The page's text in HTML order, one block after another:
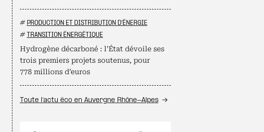
# PRODUCTION ET DISTRIBUTION D'ÉNERGIE
# TRANSITION ÉNERGÉTIQUE
Hydrogène décarboné : l’État dévoile ses
trois premiers projets soutenus, pour
778 millions d’euros
Toute l’actu éco en Auvergne Rhône-Alpes